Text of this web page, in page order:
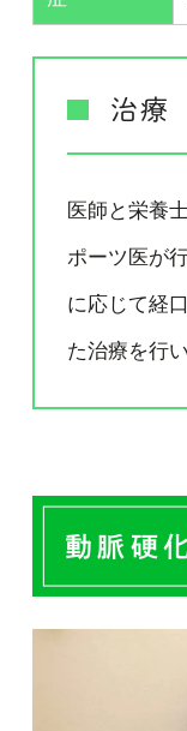
治療
医師と栄養
ポーツ医が
に応じて経
た治療を行い
動脈硬